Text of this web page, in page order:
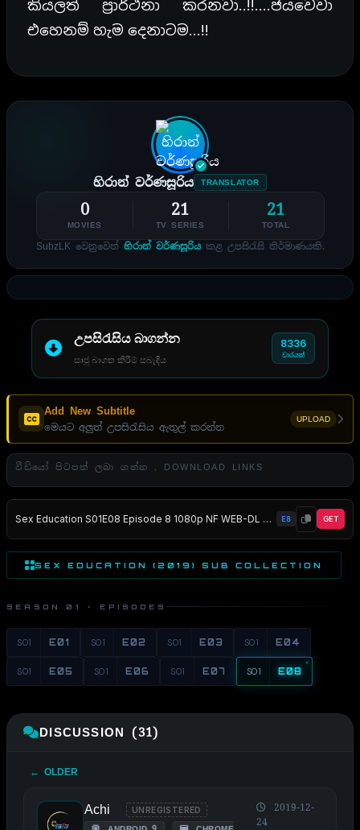
කියලත් ප්‍රාර්ථනා කරනවා..!!….ජයවෙවා
එහෙනම් හැම දෙනාටම…!!
හිරාන් වර්ණසූරිය TRANSLATOR
0
MOVIES
21
TV SERIES
21
TOTAL
SubzLK වෙනුවෙන් හිරාන් වර්ණසූරියකළ උපසිරැසි නිර්මාණයකි.
උපසිරැසිය බාගන්න
සෘජු බාගත කිරීම් සබැඳිය
8336
වාරයක්
Add New Subtitle
මෙයට අලුත් උපසිරැසිය ඇතුල් කරන්න
UPLOAD
වීඩියෝ පිටපත් ලබා ගන්න . DOWNLOAD LINKS
Sex Education S01E08 Episode 8 1080p NF WEB-DL DDP5 1 x264-MZABI EZTV E8 GET
SEX EDUCATION (2019) SUB COLLECTION
SEASON 01 · EPISODES
S01 E01 S01 E02 S01 E03 S01 E04
S01 E05 S01 E06 S01 E07 S01 E08
DISCUSSION (31)
← OLDER
Achi UNREGISTERED
2019-12-
24